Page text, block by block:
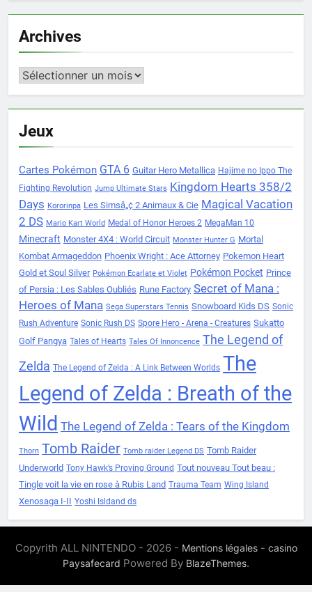
Archives
Archives
Jeux
Cartes Pokémon GTA 6 Guitar Hero Metallica Hajime no Ippo The
Fighting Revolution Jump Ultimate Stars Kingdom Hearts 358/2
Days Kororinpa Les Simsâ„¢ 2 Animaux & Cie Magical Vacation
2 DS Mario Kart World Medal of Honor Heroes 2 MegaMan 10
Minecraft Monster 4X4 : World Circuit Monster Hunter G Mortal
Kombat Armageddon Phoenix Wright : Ace Attorney Pokemon Heart
Gold et Soul Silver Pokémon Ecarlate et Violet Pokémon Pocket Prince
of Persia : Les Sables Oubliés Rune Factory Secret of Mana :
Heroes of Mana Sega Superstars Tennis Snowboard Kids DS Sonic
Rush Adventure Sonic Rush DS Spore Hero - Arena - Creatures Sukatto
Golf Pangya Tales of Hearts Tales Of Innoncence The Legend of
Zelda The Legend of Zelda : A Link Between Worlds The
Legend of Zelda : Breath of the
Wild The Legend of Zelda : Tears of the Kingdom
Thorn Tomb Raider Tomb raider Legend DS Tomb Raider
Underworld Tony Hawk’s Proving Ground Tout nouveau Tout beau :
Tingle voit la vie en rose à Rubis Land Trauma Team Wing Island
Xenosaga I-II Yoshi Isldand ds
Copyrith ALL NINTENDO - 2026 - Mentions légales- casino
Paysafecard Powered By BlazeThemes.